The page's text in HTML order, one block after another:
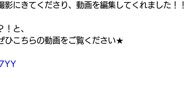
にきてくださり、動画を編集してくれました！！
と、
ひこちらの動画をご覧ください★